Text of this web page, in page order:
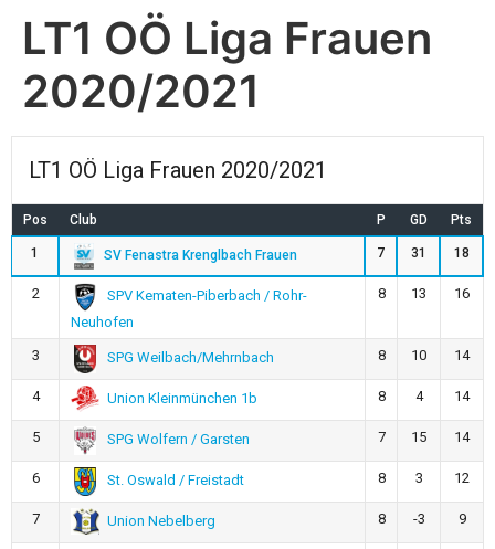
LT1 OÖ Liga Frauen
2020/2021
LT1 OÖ Liga Frauen 2020/2021
Pos Club P GD Pts
1 SV Fenastra Krenglbach Frauen 7 31 18
2
SPV Kematen-Piberbach / Rohr-
Neuhofen
8 13 16
3 SPG Weilbach/Mehrnbach 8 10 14
4 Union Kleinmünchen 1b 8 4 14
5 SPG Wolfern / Garsten 7 15 14
6 St. Oswald / Freistadt 8 3 12
7 Union Nebelberg 8 -3 9